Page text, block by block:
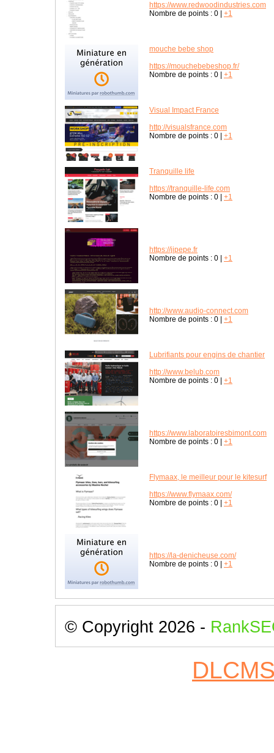
https://www.redwoodindustries.com
Nombre de points : 0 +1
mouche bebe shop
https://mouchebebeshop.fr/
Nombre de points : 0 +1
Visual Impact France
http://visualsfrance.com
Nombre de points : 0 +1
Tranquille life
https://tranquille-life.com
Nombre de points : 0 +1
https://jipepe.fr
Nombre de points : 0 +1
http://www.audio-connect.com
Nombre de points : 0 +1
Lubrifiants pour engins de chantier
http://www.belub.com
Nombre de points : 0 +1
https://www.laboratoiresbimont.com
Nombre de points : 0 +1
Flymaax, le meilleur pour le kitesurf
https://www.flymaax.com/
Nombre de points : 0 +1
https://la-denicheuse.com/
Nombre de points : 0 +1
© Copyright 2026 -